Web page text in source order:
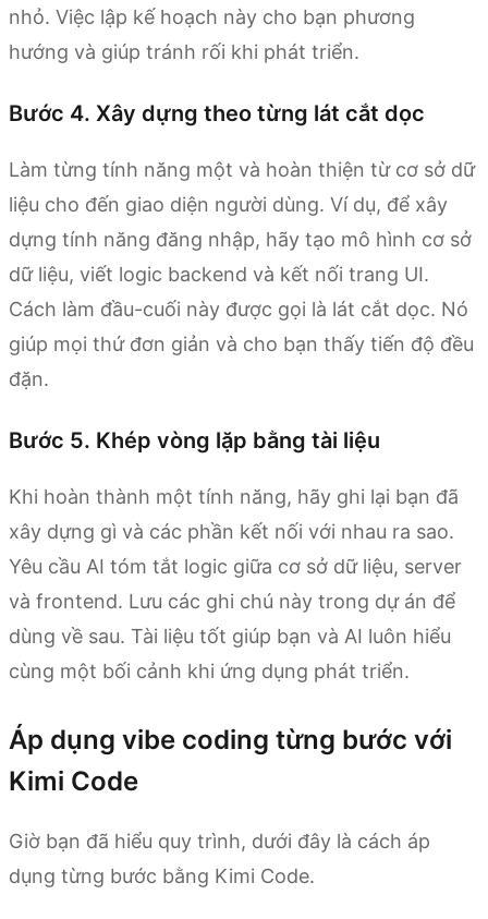
nhỏ. Việc lập kế hoạch này cho bạn phương
hướng và giúp tránh rối khi phát triển.
Bước 4. Xây dựng theo từng lát cắt dọc
Làm từng tính năng một và hoàn thiện từ cơ sở dữ
liệu cho đến giao diện người dùng. Ví dụ, để xây
dựng tính năng đăng nhập, hãy tạo mô hình cơ sở
dữ liệu, viết logic backend và kết nối trang UI.
Cách làm đầu-cuối này được gọi là lát cắt dọc. Nó
giúp mọi thứ đơn giản và cho bạn thấy tiến độ đều
đặn.
Bước 5. Khép vòng lặp bằng tài liệu
Khi hoàn thành một tính năng, hãy ghi lại bạn đã
xây dựng gì và các phần kết nối với nhau ra sao.
Yêu cầu AI tóm tắt logic giữa cơ sở dữ liệu, server
và frontend. Lưu các ghi chú này trong dự án để
dùng về sau. Tài liệu tốt giúp bạn và AI luôn hiểu
cùng một bối cảnh khi ứng dụng phát triển.
Áp dụng vibe coding từng bước với
Kimi Code
Giờ bạn đã hiểu quy trình, dưới đây là cách áp
dụng từng bước bằng Kimi Code.